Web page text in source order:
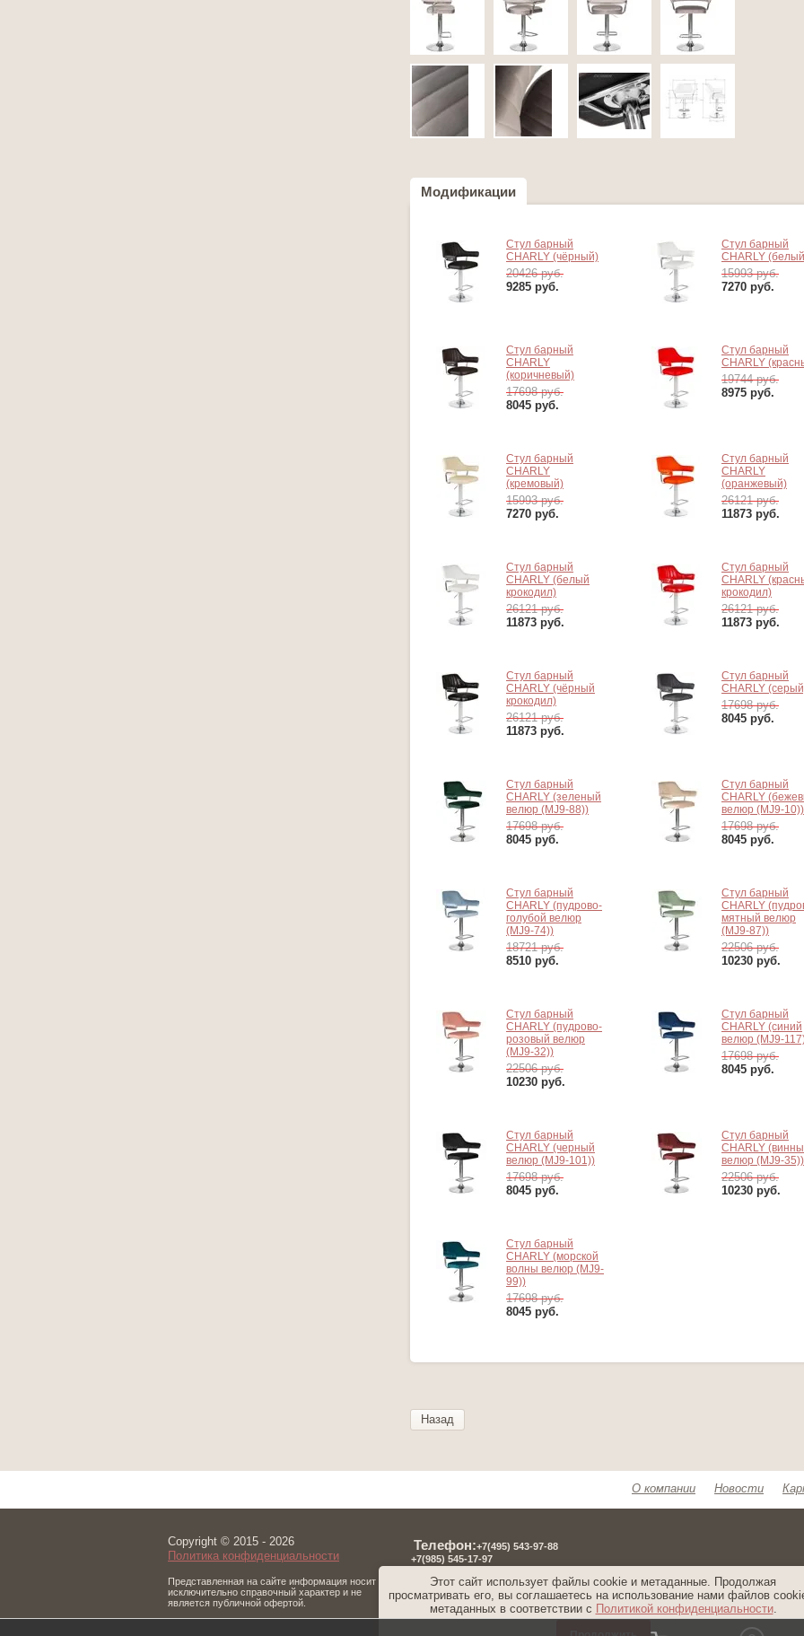
Модификации
Стул барный
CHARLY (чёрный)
20426 руб.
9285 руб.
Стул барный
CHARLY
15993 руб.
7270 руб.
Стул барный
CHARLY
(коричневый)
17698 руб.
8045 руб.
Стул барный
CHARLY
19744 руб.
8975 руб.
Стул барный
CHARLY
(кремовый)
15993 руб.
7270 руб.
Стул барный
CHARLY
(оранжевый)
26121 руб.
11873 руб.
Стул барный
CHARLY (белый
крокодил)
26121 руб.
11873 руб.
Стул барный
CHARLY
крокодил)
26121 руб.
11873 руб.
Стул барный
CHARLY (чёрный
крокодил)
26121 руб.
11873 руб.
Стул барный
CHARLY
17698 руб.
8045 руб.
Стул барный
CHARLY (зеленый
велюр (MJ9-88))
17698 руб.
8045 руб.
Стул барный
CHARLY
велюр (MJ9-10))
17698 руб.
8045 руб.
Стул барный
CHARLY (пудрово-
голубой велюр
(MJ9-74))
18721 руб.
8510 руб.
Стул барный
CHARLY
мятный велюр
(MJ9-87))
22506 руб.
10230 руб.
Стул барный
CHARLY (пудрово-
розовый велюр
(MJ9-32))
22506 руб.
10230 руб.
Стул барный
CHARLY (синий
велюр (MJ9-
17698 руб.
8045 руб.
Стул барный
CHARLY (черный
велюр (MJ9-101))
17698 руб.
8045 руб.
Стул барный
CHARLY
велюр (MJ9-35))
22506 руб.
10230 руб.
Стул барный
CHARLY (морской
волны велюр (MJ9-
99))
17698 руб.
8045 руб.
Назад
О компании Новости
Copyright © 2015 - 2026
Политика конфиденциальности
Представленная на сайте информация носит
исключительно справочный характер и не
является публичной офертой.
Телефон:+7(495) 543-97-88
+7(985) 545-17-97
Лихачевский пр., д. 8
Время работы: пн-чт 8:00-17:00, пт 8:00-16:00
Этот сайт использует файлы cookie и метаданные. Продолжая
просматривать его, вы соглашаетесь на использование нами файлов
метаданных в соответствии с Политикой конфиденциальности.